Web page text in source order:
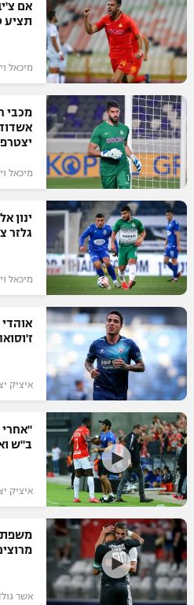
אם
תציע
מיכאל
מכבי
מיכאל
ינון
גלזר
מיכאל
איציק
ב"ש
איציק
אשר